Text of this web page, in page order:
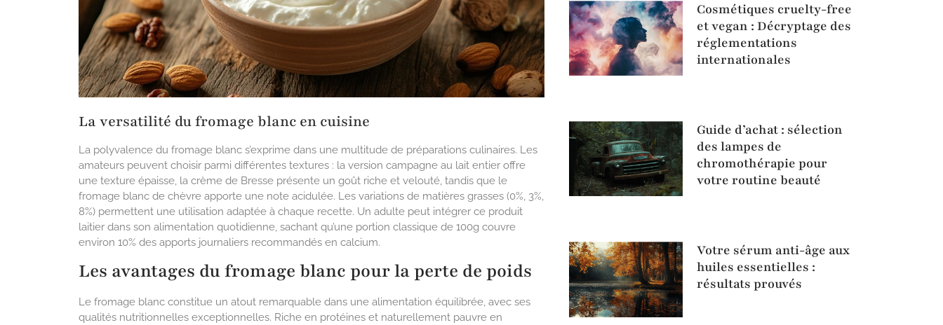
La versatilité du fromage blanc en cuisine
La polyvalence du fromage blanc s’exprime dans une multitude de préparations culinaires. Les
amateurs peuvent choisir parmi différentes textures : la version campagne au lait entier offre
une texture épaisse, la crème de Bresse présente un goût riche et velouté, tandis que le
fromage blanc de chèvre apporte une note acidulée. Les variations de matières grasses (0%, 3%,
8%) permettent une utilisation adaptée à chaque recette. Un adulte peut intégrer ce produit
laitier dans son alimentation quotidienne, sachant qu’une portion classique de 100g couvre
environ 10% des apports journaliers recommandés en calcium.
Les avantages du fromage blanc pour la perte de poids
Le fromage blanc constitue un atout remarquable dans une alimentation équilibrée, avec ses
qualités nutritionnelles exceptionnelles. Riche en protéines et naturellement pauvre en
Cosmétiques cruelty-free
et vegan : Décryptage des
réglementations
internationales
Guide d’achat : sélection
des lampes de
chromothérapie pour
votre routine beauté
Votre sérum anti-âge aux
huiles essentielles :
résultats prouvés